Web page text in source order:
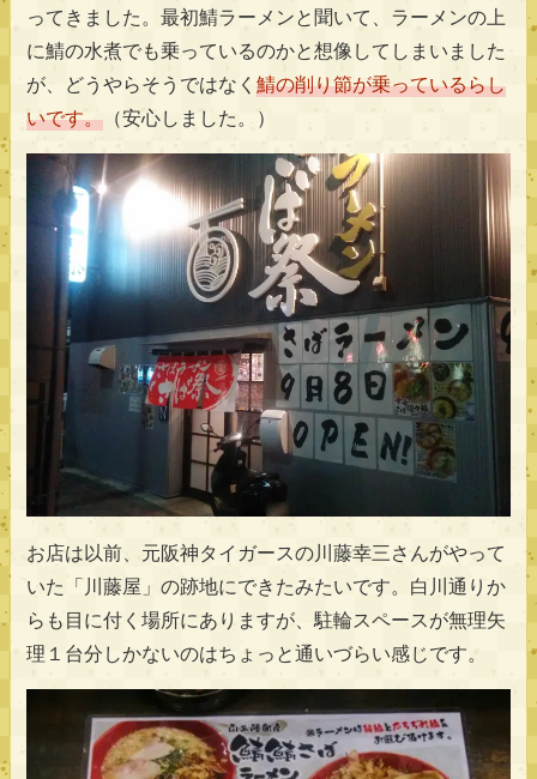
ってきました。最初鯖ラーメンと聞いて、ラーメンの上
に鯖の水煮でも乗っているのかと想像してしまいました
が、どうやらそうではなく 鯖の削り節が乗っているらし
いです。（安心しました。）
お店は以前、元阪神タイガースの川藤幸三さんがやって
いた「川藤屋」の跡地にできたみたいです。白川通りか
らも目に付く場所にありますが、駐輪スペースが無理矢
理１台分しかないのはちょっと通いづらい感じです。